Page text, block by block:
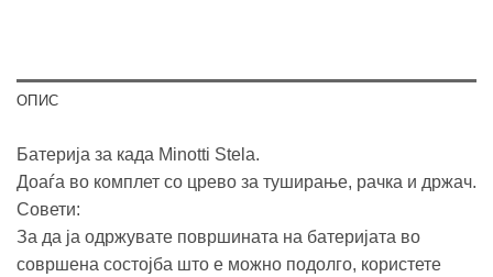
ОПИС
Батерија за када Minotti Stela.
Доаѓа во комплет со црево за туширање, рачка и држач.
Совети:
За да ја одржувате површината на батеријата во
совршена состојба што е можно подолго, користете